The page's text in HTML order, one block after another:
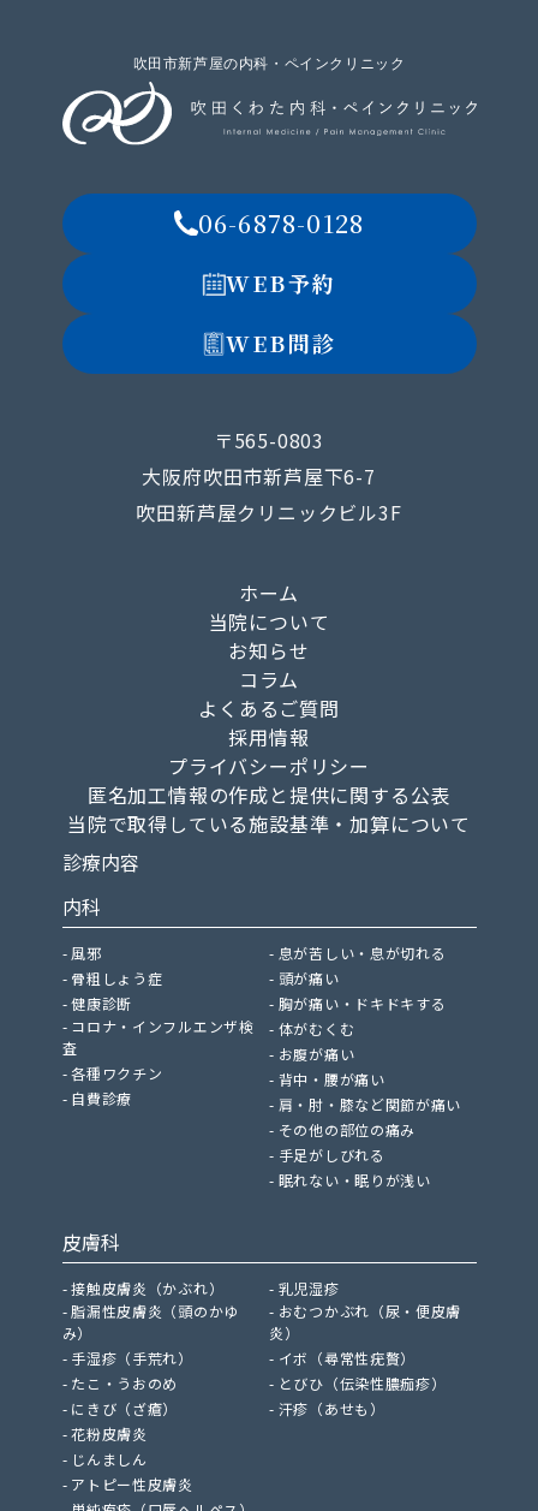
吹田市新芦屋の内科・ペインクリニック
06-6878-0128
WEB予約
WEB問診
〒565-0803
大阪府吹田市新芦屋下6-7
吹田新芦屋クリニックビル3F
ホーム
当院について
お知らせ
コラム
よくあるご質問
採用情報
プライバシーポリシー
匿名加工情報の作成と提供に関する公表
当院で取得している施設基準・加算について
診療内容
内科
風邪
骨粗しょう症
健康診断
コロナ・インフルエンザ検
査
各種ワクチン
自費診療
息が苦しい・息が切れる
頭が痛い
胸が痛い・ドキドキする
体がむくむ
お腹が痛い
背中・腰が痛い
肩・肘・膝など関節が痛い
その他の部位の痛み
手足がしびれる
眠れない・眠りが浅い
皮膚科
接触皮膚炎（かぶれ）
脂漏性皮膚炎（頭のかゆ
み）
手湿疹（手荒れ）
たこ・うおのめ
にきび（ざ瘡）
花粉皮膚炎
じんましん
アトピー性皮膚炎
乳児湿疹
おむつかぶれ（尿・便皮膚
炎）
イボ（尋常性疣贅）
とびひ（伝染性膿痂疹）
汗疹（あせも）